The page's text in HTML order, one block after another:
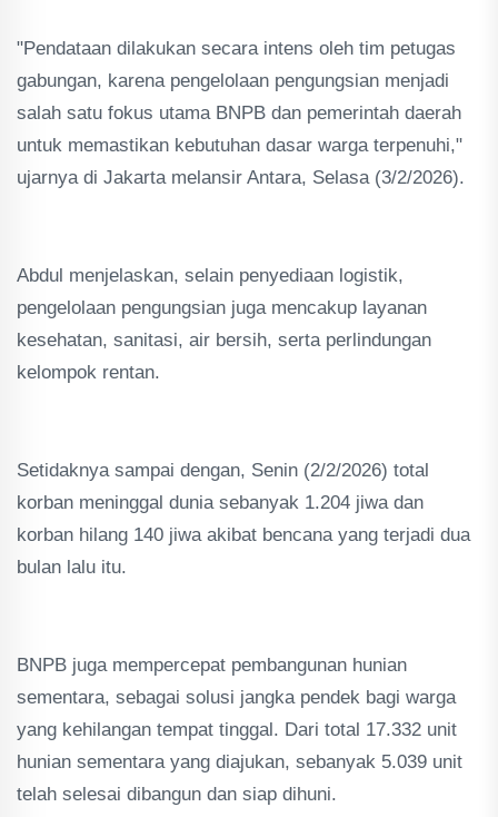
"Pendataan dilakukan secara intens oleh tim petugas
gabungan, karena pengelolaan pengungsian menjadi
salah satu fokus utama BNPB dan pemerintah daerah
untuk memastikan kebutuhan dasar warga terpenuhi,"
ujarnya di Jakarta melansir Antara, Selasa (3/2/2026).
Abdul menjelaskan, selain penyediaan logistik,
pengelolaan pengungsian juga mencakup layanan
kesehatan, sanitasi, air bersih, serta perlindungan
kelompok rentan.
Setidaknya sampai dengan, Senin (2/2/2026) total
korban meninggal dunia sebanyak 1.204 jiwa dan
korban hilang 140 jiwa akibat bencana yang terjadi dua
bulan lalu itu.
BNPB juga mempercepat pembangunan hunian
sementara, sebagai solusi jangka pendek bagi warga
yang kehilangan tempat tinggal. Dari total 17.332 unit
hunian sementara yang diajukan, sebanyak 5.039 unit
telah selesai dibangun dan siap dihuni.